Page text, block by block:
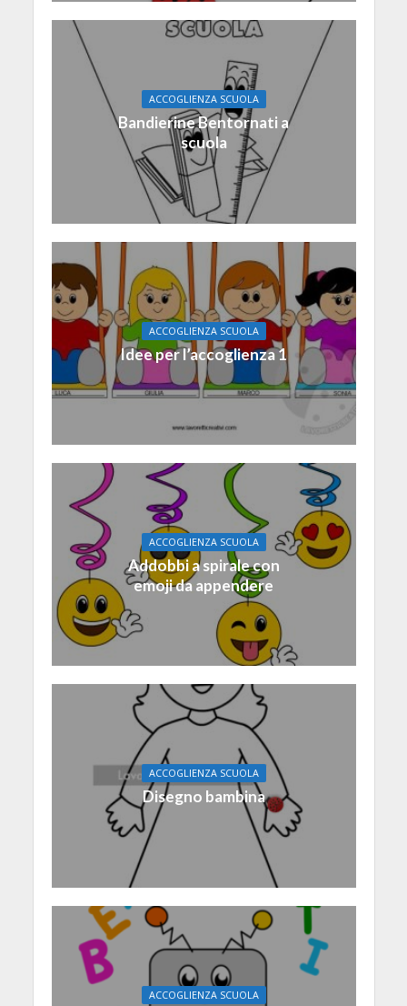
ACCOGLIENZA SCUOLA
Bandierine Bentornati a
scuola
ACCOGLIENZA SCUOLA
Idee per l’accoglienza 1
ACCOGLIENZA SCUOLA
Addobbi a spirale con
emoji da appendere
ACCOGLIENZA SCUOLA
Disegno bambina
ACCOGLIENZA SCUOLA